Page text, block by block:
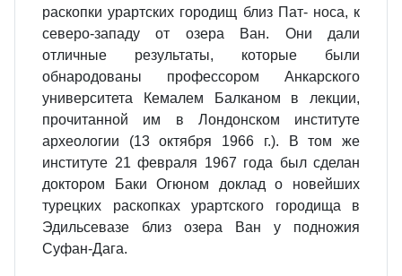
раскопки урартских городищ близ Пат- носа, к
северо-западу от озера Ван. Они дали
отличные результаты, которые были
обнародованы профессором Анкарского
университета Кемалем Балканом в лекции,
прочитанной им в Лондонском институте
археологии (13 октября 1966 г.). В том же
институте 21 февраля 1967 года был сделан
доктором Баки Огюном доклад о новейших
турецких раскопках урартского городища в
Эдильсевазе близ озера Ван у подножия
Суфан-Дага.